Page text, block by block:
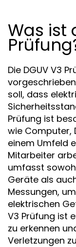
Was ist
Die DGUV V3
soll, dass
Prüfung ist
wie Computer,
einem Umfeld
Mitarbeiter
umfasst
Geräte als
Messungen,
elektrischen
V3 Prüfung ist
zu erkennen
Verletzungen